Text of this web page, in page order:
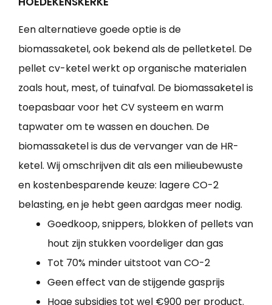
Een alternatieve goede optie is de
biomassaketel, ook bekend als de pelletketel. De
pellet cv-ketel werkt op organische materialen
zoals hout, mest, of tuinafval. De biomassaketel is
toepasbaar voor het CV systeem en warm
tapwater om te wassen en douchen. De
biomassaketel is dus de vervanger van de HR-
ketel. Wij omschrijven dit als een milieubewuste
en kostenbesparende keuze: lagere CO-2
belasting, en je hebt geen aardgas meer nodig.
Goedkoop, snippers, blokken of pellets van
hout zijn stukken voordeliger dan gas
Tot 70% minder uitstoot van CO-2
Geen effect van de stijgende gasprijs
Hoge subsidies tot wel €900 per product.